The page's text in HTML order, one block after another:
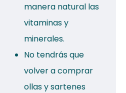
manera natural las
vitaminas y
minerales.
No tendrás que
volver a comprar
ollas y sartenes